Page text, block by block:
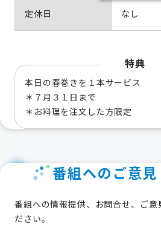
定休日 なし
特典
本日の春巻きを１本サービス
＊７月３１日まで
＊お料理を注文した方限定
番組へのご意
番組への情報提供、お問合せ、ご意
ださい。